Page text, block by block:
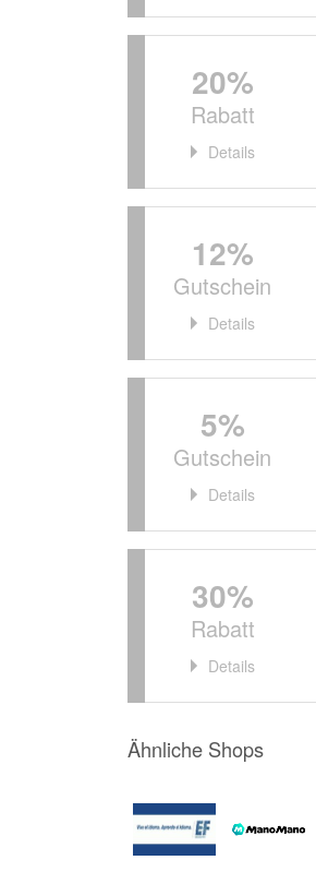
20%
Rabatt
Details
12%
Gutschein
Details
5%
Gutschein
Details
30%
Rabatt
Details
Ähnliche Shops